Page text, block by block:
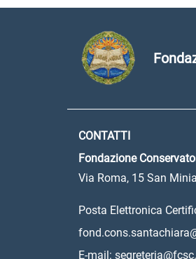
CONTATTI
Fondazione
Via Roma, 15 San
Posta Elettronica
E-mail: